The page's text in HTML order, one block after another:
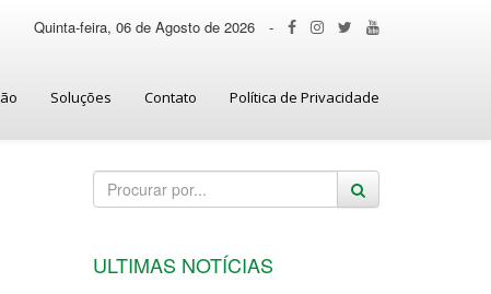
Quinta-feira, 06 de Agosto de 2026 -
Soluções Contato Política de Privacidade
ULTIMAS NOTÍCIAS